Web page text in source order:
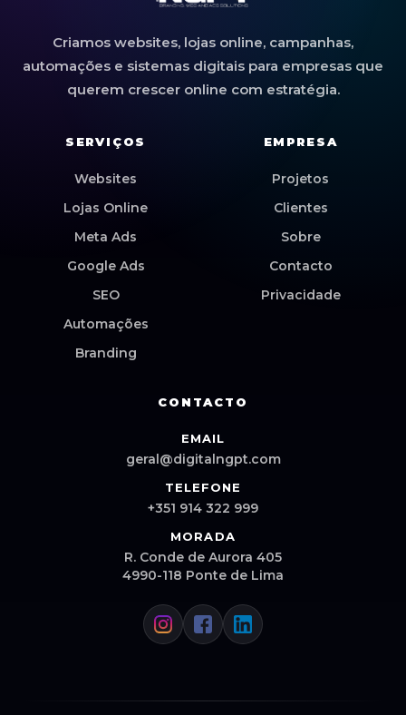
Criamos websites, lojas online, campanhas,
automações e sistemas digitais para empresas que
querem crescer online com estratégia.
SERVIÇOS
Websites
Lojas Online
Meta Ads
Google Ads
SEO
Automações
Branding
EMPRESA
Projetos
Clientes
Sobre
Contacto
Privacidade
CONTACTO
EMAIL
geral@digitalngpt.com
TELEFONE
+351 914 322 999
MORADA
R. Conde de Aurora 405
4990-118 Ponte de Lima